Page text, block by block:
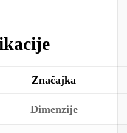
Značajka
Dimenzije